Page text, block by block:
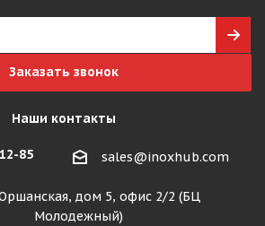
Заказать звонок
Наши контакты
85 sales@inoxhub.com
дом 5, офис 2/2 (БЦ
Молодежный)